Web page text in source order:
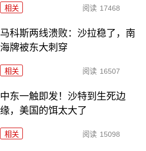
相关 阅读 17468
马科斯两线溃败：沙拉稳了，南
海牌被东大刺穿
相关 阅读 16507
中东一触即发！沙特到生死边
缘，美国的饵太大了
相关 阅读 15098